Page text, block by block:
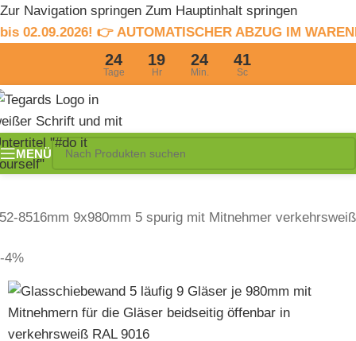
Zur Navigation springen Zum Hauptinhalt springen
AUTOMATISCHER ABZUG IM WARENKORB! 👈
24
Tage
19
Hr
24
Min.
40
Sc
MENÜ
8516mm 9x980mm 5 spurig mit Mitnehmer verkehrsweiß
-4%